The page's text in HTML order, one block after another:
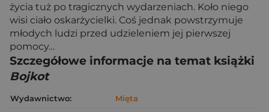
życia tuż po tragicznych wydarzeniach. Koło niego
wisi ciało oskarżycielki. Coś jednak powstrzymuje
młodych ludzi przed udzieleniem jej pierwszej
pomocy…
Szczegółowe informacje na temat książki
Bojkot
Wydawnictwo:
Mięta